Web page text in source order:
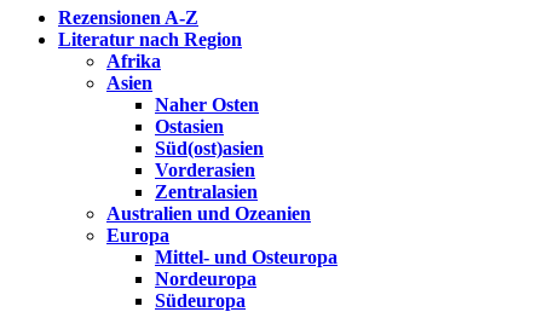
Rezensionen A-Z
Literatur nach Region
Afrika
Asien
Naher Osten
Ostasien
Süd(ost)asien
Vorderasien
Zentralasien
Australien und Ozeanien
Europa
Mittel- und Osteuropa
Nordeuropa
Südeuropa